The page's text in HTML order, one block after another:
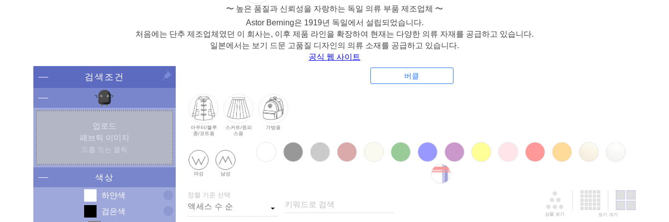
〜 높은 품질과 신뢰성을 자랑하는 독일 의류 부품 제조업체 〜
Astor Berning은 1919년 독일에서 설립되었습니다.
처음에는 단추 제조업체였던 이 회사는, 이후 제품 라인을 확장하여 현재는 다양한 의류 자재를 공급하고 있습니다.
일본에서는 보기 드문 고품질 디자인의 의류 소재를 공급하고 있습니다.
공식 웹 사이트
검색조건
업로드
패브릭 이미지
드롭 또는 클릭
색상
하얀색
검은색
버클
아우터/블루
종/코트용
스커트/원피
스용
가방용
여성 남성
정렬 기준 선택
키워드로 검색
상품 보기 보기 크기